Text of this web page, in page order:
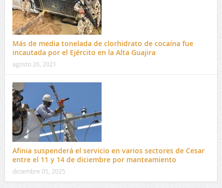
Más de media tonelada de clorhidrato de cocaína fue
incautada por el Ejército en la Alta Guajira
agosto 26, 2021
Afinia suspenderá el servicio en varios sectores de Cesar
entre el 11 y 14 de diciembre por manteamiento
diciembre 05, 2025